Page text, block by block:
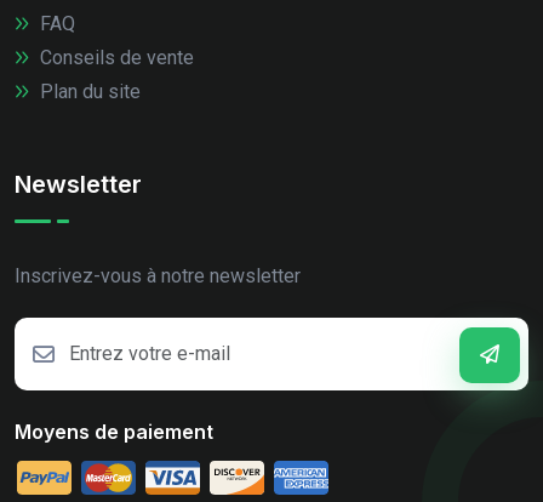
FAQ
Conseils de vente
Plan du site
Newsletter
Inscrivez-vous à notre newsletter
Moyens de paiement